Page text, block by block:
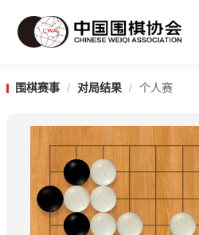
围棋赛事 / 对局结果 / 个人赛